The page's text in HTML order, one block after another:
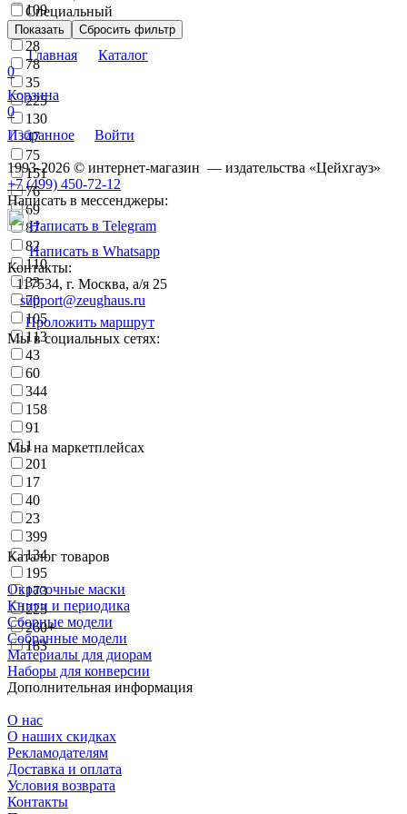
109
245
28
78
35
225
130
47
75
151
76
69
87
82
110
33
70
105
113
43
60
344
158
91
1
201
17
40
23
399
134
195
173
223
260+
183
Специальный
Показать Сбросить фильтр
Главная
Каталог
0
Корзина
0
Избранное
Войти
1993-2026 © интернет-магазин — издательства «Цейхгауз»
+7 (499) 450-72-12
Написать в мессенджеры:
Написать в Telegram
Написать в Whatsapp
Контакты:
117534, г. Москва, а/я 25
support@zeughaus.ru
Проложить маршрут
Мы в социальных сетях:
Мы на маркетплейсах
Каталог товаров
Окрасочные маски
Книги и периодика
Сборные модели
Собранные модели
Материалы для диорам
Наборы для конверсии
Дополнительная информация
О нас
О наших скидках
Рекламодателям
Доставка и оплата
Условия возврата
Контакты